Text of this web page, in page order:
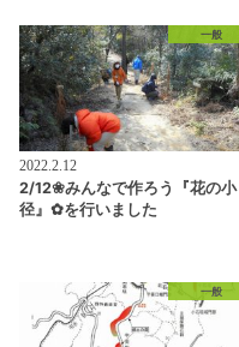
一般
2022.2.12
2/12❀みんなで作ろう『花の小
径』✿を行いました
一般